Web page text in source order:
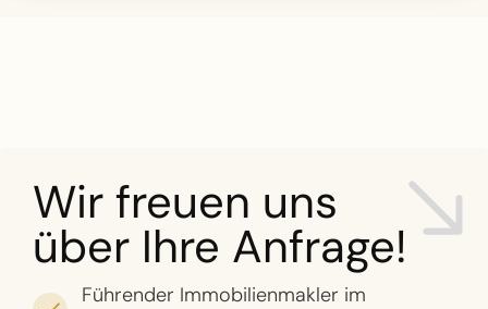
Wir freuen uns
über Ihre Anfrage!
Führender Immobilienmakler im